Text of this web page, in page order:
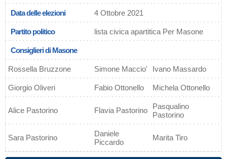
Data delle elezioni 4 Ottobre 2021
Partito politico lista civica apartitica Per Masone
Consiglieri di Masone
Rossella Bruzzone Simone Maccio' Ivano Massardo
Giorgio Oliveri Fabio Ottonello Michela Ottonello
Alice Pastorino Flavia Pastorino
Pasqualino
Pastorino
Sara Pastorino
Daniele
Piccardo
Marita Tiro